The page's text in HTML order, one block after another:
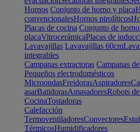
Hornos Conjunto de horno y placa
convencionalesHornos pirolíticos
Placas de cocina Conjunto de
placaVitrocerámicaPlacas de
Lavavajillas Lavavajillas 60cm
integrables
Campanas extractoras Campanas
Pequeños electrodomésticos
MicroondasFreidorasAspiradores
asarBatidorasAmasadoresRobots
CocinaTostadoras
Calefacción
TermoventiladoresConvectores
TérmicosHumidificadores